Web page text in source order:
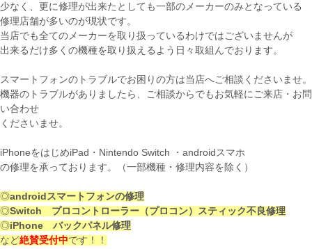
少なく、更に修理が出来たとしても一部のメーカーのみとなっている
修理店舗が多いのが現状です。
当店でも全てのメーカーを取り扱っているわけではございませんが
出来るだけ多くの機種を取り扱えるよう日々取組んでおります。
スマートフォンのトラブルでお困りの方は当店へご相談くださいませ。
機器のトラブルがありましたら、ご相談からでもお気軽にご来店・お問
い合わせ
くださいませ。
iPhoneをはじめiPad・Nintendo Switch ・androidスマホ
の修理を承っております。（一部機種・修理内容を除く）
◎androidスマートフォンの修理
◎Switch プロコントローラー（プロコン）スティック不良修理
◎iPhone バックパネル修理
など絶賛受付中です！！